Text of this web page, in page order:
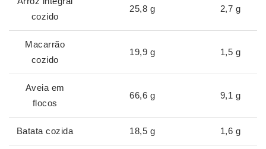
cozido
25,8 g 2,7 g
Macarrão
cozido
19,9 g 1,5 g
Aveia em
flocos
66,6 g 9,1 g
Batata cozida 18,5 g 1,6 g